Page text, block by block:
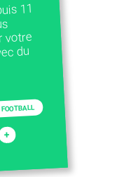
11
votre
du
+